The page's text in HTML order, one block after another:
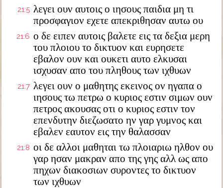
21:5 λεγει ουν αυτοις ο ιησους παιδια μη τι
προσφαγιον εχετε απεκριθησαν αυτω ου
21:6 ο δε ειπεν αυτοις βαλετε εις τα δεξια μερη
του πλοιου το δικτυον και ευρησετε
εβαλον ουν και ουκετι αυτο ελκυσαι
ισχυσαν απο του πληθους των ιχθυων
21:7 λεγει ουν ο μαθητης εκεινος ον ηγαπα ο
ιησους τω πετρω ο κυριος εστιν σιμων ουν
πετρος ακουσας οτι ο κυριος εστιν τον
επενδυτην διεζωσατο ην γαρ γυμνος και
εβαλεν εαυτον εις την θαλασσαν
21:8 οι δε αλλοι μαθηται τω πλοιαριω ηλθον ου
γαρ ησαν μακραν απο της γης αλλ ως απο
πηχων διακοσιων συροντες το δικτυον
των ιχθυων